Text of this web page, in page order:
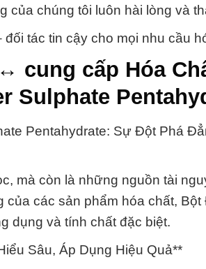
của chúng tôi luôn hài lòng và
tác tin cậy cho mọi nhu cầu
cung cấp Hóa
Sulphate
Pentahydrate: Sự Đột Phá
mà còn là những nguồn tài
các sản phẩm hóa chất,
dụng và tính chất đặc biệt.
Sâu, Áp Dụng Hiệu Quả**